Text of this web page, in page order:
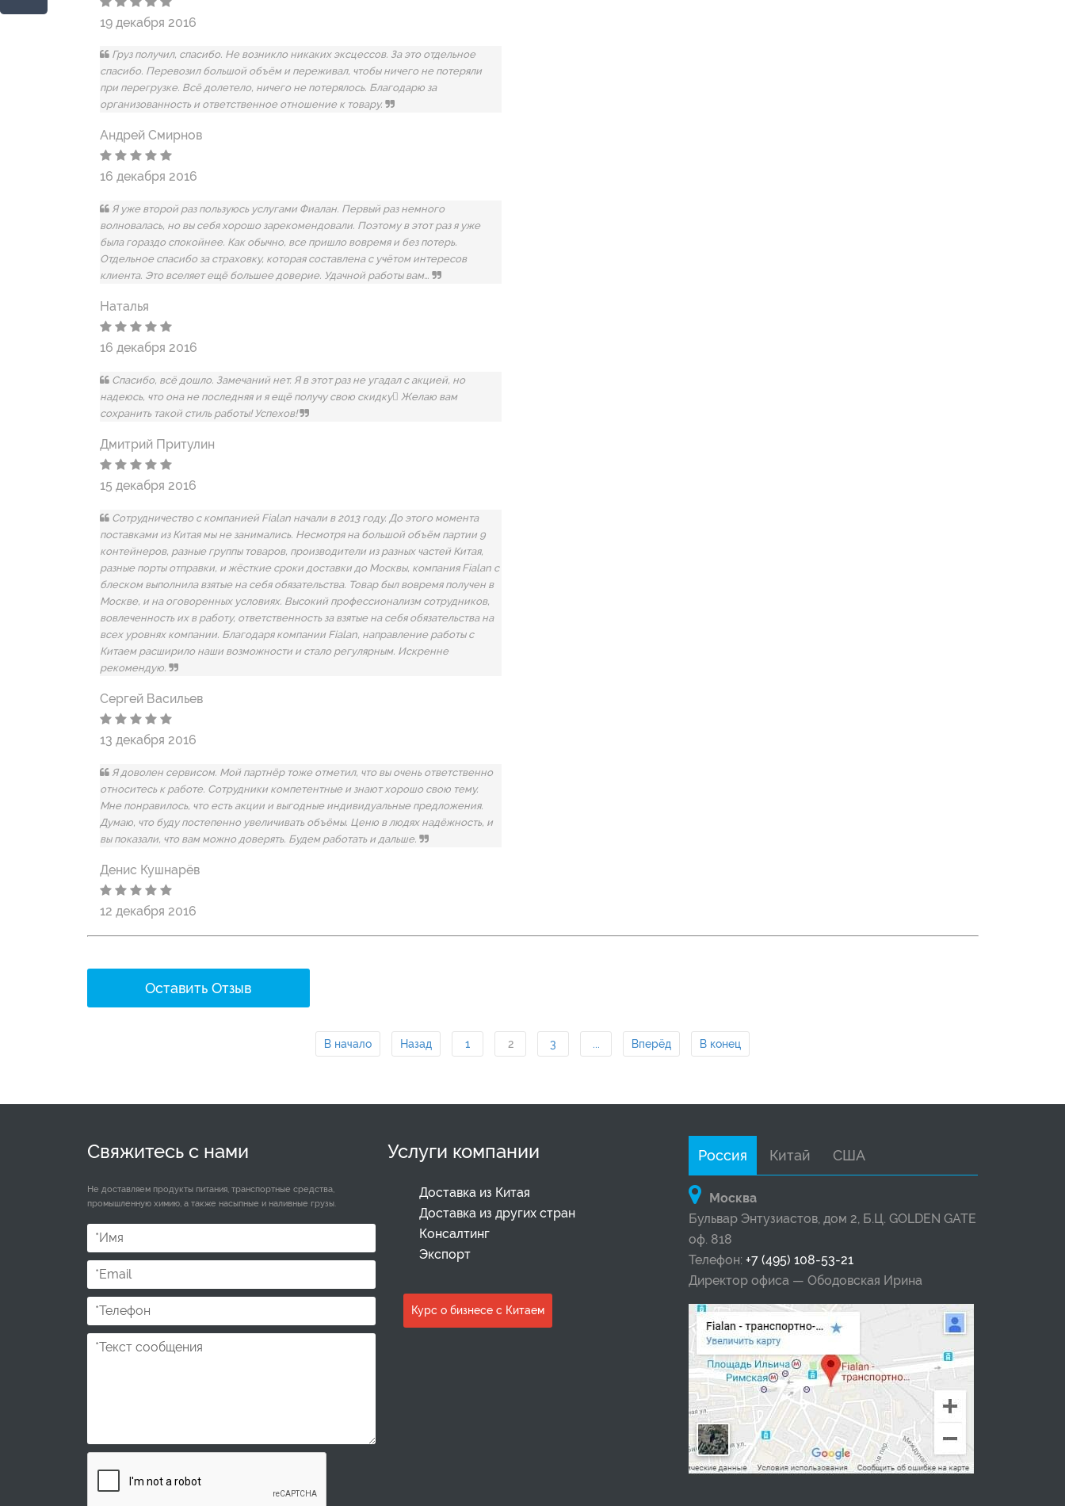
19 декабря 2016
Груз получил, спасибо. Не возникло никаких эксцессов. За это отдельное
спасибо. Перевозил большой объём и переживал, чтобы ничего не потеряли
при перегрузке. Всё долетело, ничего не потерялось. Благодарю за
организованность и ответственное отношение к товару.
Андрей Смирнов
16 декабря 2016
Я уже второй раз пользуюсь услугами Фиалан. Первый раз немного
волновалась, но вы себя хорошо зарекомендовали. Поэтому в этот раз я уже
была гораздо спокойнее. Как обычно, все пришло вовремя и без потерь.
Отдельное спасибо за страховку, которая составлена с учётом интересов
клиента. Это вселяет ещё большее доверие. Удачной работы вам…
Наталья
16 декабря 2016
Спасибо, всё дошло. Замечаний нет. Я в этот раз не угадал с акцией, но
надеюсь, что она не последняя и я ещё получу свою скидку Желаю вам
сохранить такой стиль работы! Успехов!
Дмитрий Притулин
15 декабря 2016
Сотрудничество с компанией Fialan начали в 2013 году. До этого момента
поставками из Китая мы не занимались. Несмотря на большой объём партии 9
контейнеров, разные группы товаров, производители из разных частей Китая,
разные порты отправки, и жёсткие сроки доставки до Москвы, компания Fialan с
блеском выполнила взятые на себя обязательства. Товар был вовремя получен в
Москве, и на оговоренных условиях. Высокий профессионализм сотрудников,
вовлеченность их в работу, ответственность за взятые на себя обязательства на
всех уровнях компании. Благодаря компании Fialan, направление работы с
Китаем расширило наши возможности и стало регулярным. Искренне
рекомендую.
Сергей Васильев
13 декабря 2016
Я доволен сервисом. Мой партнёр тоже отметил, что вы очень ответственно
относитесь к работе. Сотрудники компетентные и знают хорошо свою тему.
Мне понравилось, что есть акции и выгодные индивидуальные предложения.
Думаю, что буду постепенно увеличивать объёмы. Ценю в людях надёжность, и
вы показали, что вам можно доверять. Будем работать и дальше.
Денис Кушнарёв
12 декабря 2016
Оставить Отзыв
В начало Назад 1 2 3 ... Вперёд В конец
Свяжитесь с нами
Не доставляем продукты питания, транспортные средства,
промышленную химию, а также насыпные и наливные грузы.
Услуги компании
Доставка из Китая
Доставка из других стран
Консалтинг
Экспорт
Курс о бизнесе с Китаем
Россия Китай США
Москва
Бульвар Энтузиастов, дом 2, Б.Ц. GOLDEN GATE
оф. 818
Телефон:+7 (495) 108-53-21
Директор офиса — Ободовская Ирина